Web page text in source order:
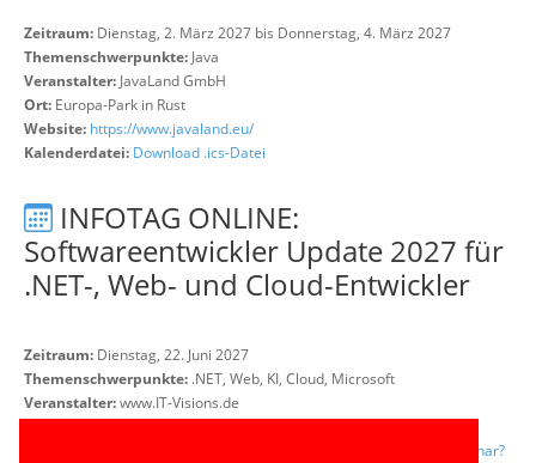
Zeitraum: Dienstag, 2. März 2027 bis Donnerstag, 4. März 2027
Themenschwerpunkte: Java
Veranstalter: JavaLand GmbH
Ort: Europa-Park in Rust
Website: https://www.javaland.eu/
Kalenderdatei: Download .ics-Datei
INFOTAG ONLINE:
Softwareentwickler Update 2027 für
.NET-, Web- und Cloud-Entwickler
Zeitraum: Dienstag, 22. Juni 2027
Themenschwerpunkte: .NET, Web, KI, Cloud, Microsoft
Veranstalter:www.IT-Visions.de
https://www.it-visions.de/Produkte/Seminare/OffenesSeminar?